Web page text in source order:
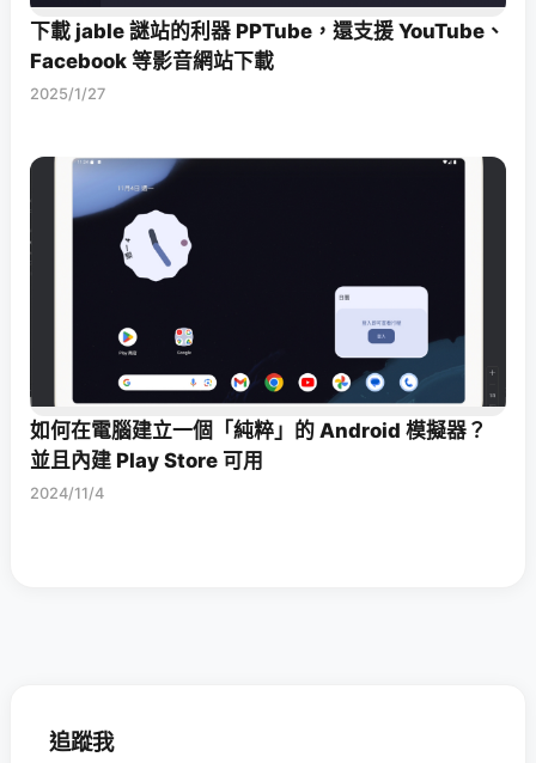
下載 jable 謎站的利器 PPTube，還支援 YouTube、
Facebook 等影音網站下載
2025/1/27
如何在電腦建立一個「純粹」的 Android 模擬器？
並且內建 Play Store 可用
2024/11/4
追蹤我